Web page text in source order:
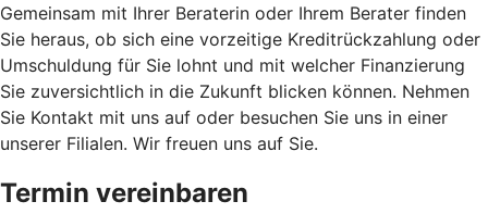
Gemeinsam mit Ihrer Beraterin oder Ihrem Berater finden
Sie heraus, ob sich eine vorzeitige Kreditrückzahlung oder
Umschuldung für Sie lohnt und mit welcher Finanzierung
Sie zuversichtlich in die Zukunft blicken können. Nehmen
Sie Kontakt mit uns auf oder besuchen Sie uns in einer
unserer Filialen. Wir freuen uns auf Sie.
Termin vereinbaren